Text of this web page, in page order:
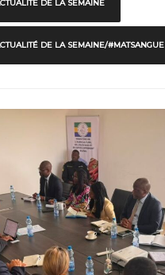
DE LA SEMAINE
DE LA SEMAINE/#MATSANGUE